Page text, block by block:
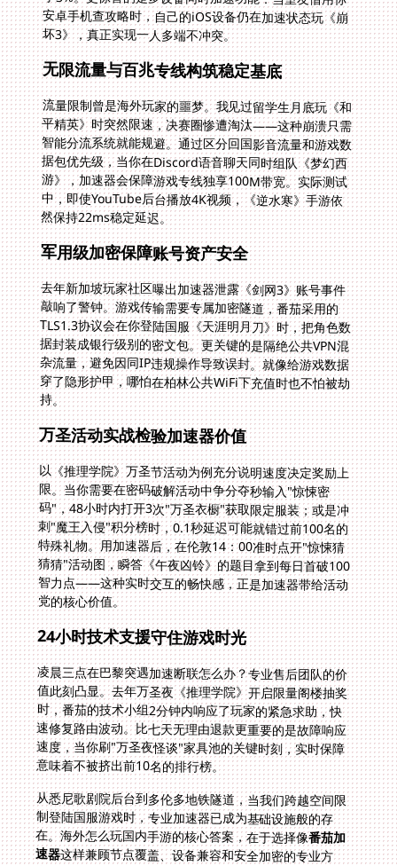
坏3》，真正实现一人多端不冲突。
无限流量与百兆专线构筑稳定基底
流量限制曾是海外玩家的噩梦。我见过留学生月底玩《和
平精英》时突然限速，决赛圈惨遭淘汰——这种崩溃只需
智能分流系统就能规避。通过区分回国影音流量和游戏数
据包优先级，当你在Discord语音聊天同时组队《梦幻西
游》，加速器会保障游戏专线独享100M带宽。实际测试
中，即使YouTube后台播放4K视频，《逆水寒》手游依
然保持22ms稳定延迟。
军用级加密保障账号资产安全
去年新加坡玩家社区曝出加速器泄露《剑网3》账号事件
敲响了警钟。游戏传输需要专属加密隧道，番茄采用的
TLS1.3协议会在你登陆国服《天涯明月刀》时，把角色数
据封装成银行级别的密文包。更关键的是隔绝公共VPN混
杂流量，避免因同IP违规操作导致误封。就像给游戏数据
穿了隐形护甲，哪怕在柏林公共WiFi下充值时也不怕被劫
持。
万圣活动实战检验加速器价值
以《推理学院》万圣节活动为例充分说明速度决定奖励上
限。当你需要在密码破解活动中争分夺秒输入"惊悚密
码"，48小时内打开3次"万圣衣橱"获取限定服装；或是冲
刺"魔王入侵"积分榜时，0.1秒延迟可能就错过前100名的
特殊礼物。用加速器后，在伦敦14：00准时点开"惊悚猜
猜猜"活动图，瞬答《午夜凶铃》的题目拿到每日首破100
智力点——这种实时交互的畅快感，正是加速器带给活动
党的核心价值。
24小时技术支援守住游戏时光
凌晨三点在巴黎突遇加速断联怎么办？专业售后团队的价
值此刻凸显。去年万圣夜《推理学院》开启限量阁楼抽奖
时，番茄的技术小组2分钟内响应了玩家的紧急求助，快
速修复路由波动。比七天无理由退款更重要的是故障响应
速度，当你刷"万圣夜怪谈"家具池的关键时刻，实时保障
意味着不被挤出前10名的排行榜。
从悉尼歌剧院后台到多伦多地铁隧道，当我们跨越空间限
制登陆国服游戏时，专业加速器已成为基础设施般的存
在。海外怎么玩国内手游的核心答案，在于选择像番茄加
速器这样兼顾节点覆盖、设备兼容和安全加密的专业方
案。下次参加《永劫无间》联赛时，记得百兆专线为你预